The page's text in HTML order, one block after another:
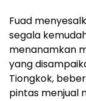
Fuad
segala
menanamkan
yang
Tiongkok,
pintas menjual